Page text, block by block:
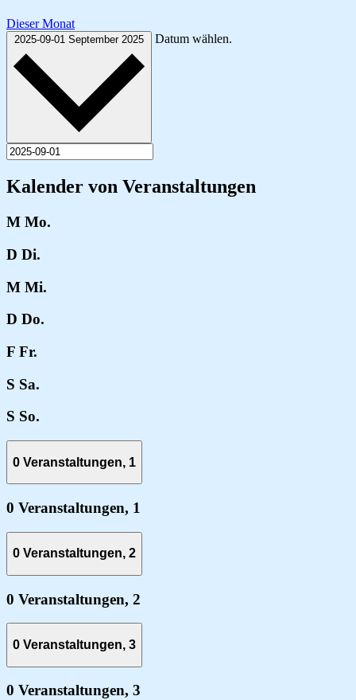
Dieser Monat
2025-09-01 September 2025 Datum wählen.
Kalender von Veranstaltungen
M Mo.
D Di.
M Mi.
D Do.
F Fr.
S Sa.
S So.
0 Veranstaltungen, 1
0 Veranstaltungen, 1
0 Veranstaltungen, 2
0 Veranstaltungen, 2
0 Veranstaltungen, 3
0 Veranstaltungen, 3